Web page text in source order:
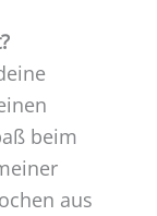
beim
aus